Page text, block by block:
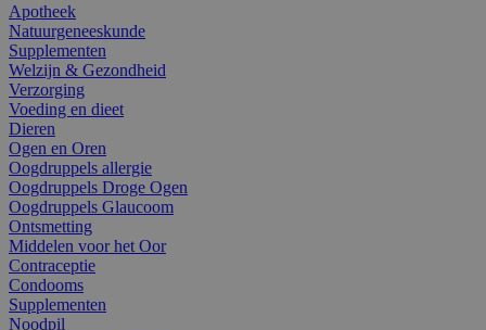
Apotheek
Natuurgeneeskunde
Supplementen
Welzijn & Gezondheid
Verzorging
Voeding en dieet
Dieren
Ogen en Oren
Oogdruppels allergie
Oogdruppels Droge Ogen
Oogdruppels Glaucoom
Ontsmetting
Middelen voor het Oor
Contraceptie
Condooms
Supplementen
Noodpil